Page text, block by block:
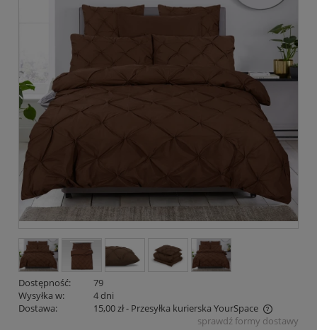
Dostępność:
79
Wysyłka w:
4 dni
Dostawa:
15,00 zł- Przesyłka kurierska YourSpace
Cena nie zawiera ewentualnych kosztów płatnościsprawdź formy dostawy